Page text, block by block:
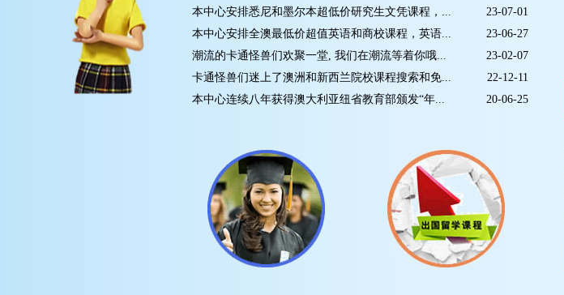
23-07-01
本中心安排悉尼和墨尔本超低价研究生文凭课程，...
23-06-27
本中心安排全澳最低价超值英语和商校课程，英语...
23-02-07
潮流的卡通怪兽们欢聚一堂, 我们在潮流等着你哦...
22-12-11
卡通怪兽们迷上了澳洲和新西兰院校课程搜索和免...
20-06-25
本中心连续八年获得澳大利亚纽省教育部颁发“年...